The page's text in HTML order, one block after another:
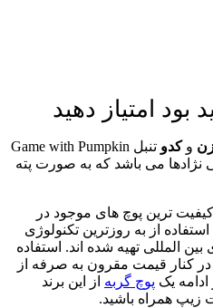
امتیاز دهید
وکدو
تنبل Game with Pumpkin
نژادها می باشد که به صورت پته
کیفیت ترین پوچ های موجود در
از به روزترین تکنولوژی
بین المللی تهیه شده اند. استفاده
در کنار قیمت مقرون به صرفه از
یک پوچ گربه از این برند
زیپ همراه باشید.